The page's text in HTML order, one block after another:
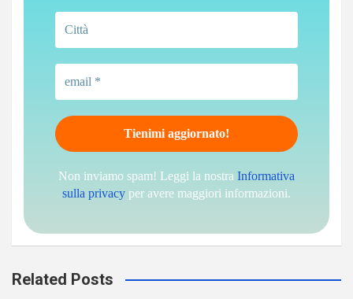
Non inviamo spam! Leggi la nostra Informativa
sulla privacy per avere maggiori informazioni.
Related Posts